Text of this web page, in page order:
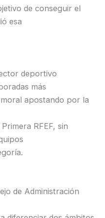
de conseguir el
esa
deportivo
más
apostando por la
RFEF, sin
de Administración